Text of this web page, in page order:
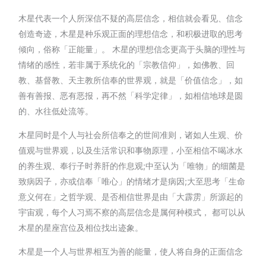
木星代表一个人所深信不疑的高层信念，相信就会看见、信念
创造奇迹，木星是种乐观正面的理想信念，和积极进取的思考
倾向，俗称「正能量」。 木星的理想信念更高于头脑的理性与
情绪的感性，若非属于系统化的「宗教信仰」，如佛教、回
教、基督教、天主教所信奉的世界观，就是「价值信念」，如
善有善报、恶有恶报，再不然「科学定律」，如相信地球是圆
的、水往低处流等。
木星同时是个人与社会所信奉之的世间准则，诸如人生观、价
值观与世界观，以及生活常识和事物原理，小至相信不喝冰水
的养生观、奉行子时养肝的作息观;中至认为「唯物」的细菌是
致病因子，亦或信奉「唯心」的情绪才是病因;大至思考「生命
意义何在」之哲学观、是否相信世界是由「大霹雳」所源起的
宇宙观，每个人习焉不察的高层信念是属何种模式， 都可以从
木星的星座宫位及相位找出迹象。
木星是一个人与世界相互为善的能量，使人将自身的正面信念